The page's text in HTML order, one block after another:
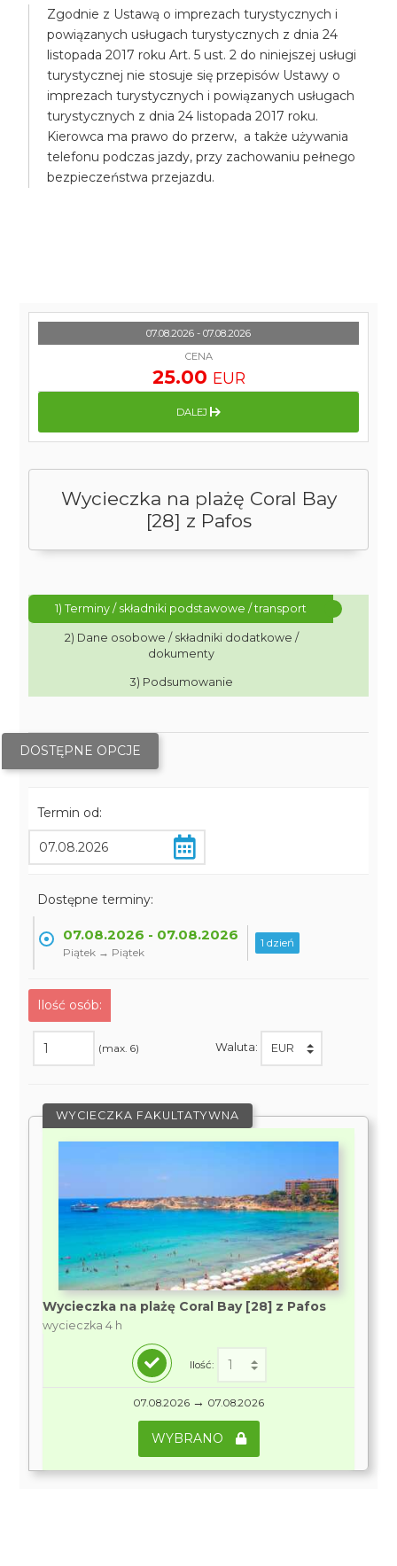
Zgodnie z Ustawą o imprezach turystycznych i
powiązanych usługach turystycznych z dnia 24
listopada 2017 roku Art. 5 ust. 2 do niniejszej usługi
turystycznej nie stosuje się przepisów Ustawy o
imprezach turystycznych i powiązanych usługach
turystycznych z dnia 24 listopada 2017 roku.
Kierowca ma prawo do przerw, a także używania
telefonu podczas jazdy, przy zachowaniu pełnego
bezpieczeństwa przejazdu.
Wycieczka na plażę Coral Bay
[28] z Pafos
1) Terminy / składniki podstawowe / transport
2) Dane osobowe / składniki dodatkowe /
dokumenty
3) Podsumowanie
DOSTĘPNE OPCJE
Termin od:
Dostępne terminy:
07.08.2026 - 07.08.2026
Piątek → Piątek
1 dzień
Ilość osób:
(max. 6) Waluta:
WYCIECZKA FAKULTATYWNA
Wycieczka na plażę Coral Bay [28] z Pafos
wycieczka 4 h
Ilość:
07.08.2026 → 07.08.2026
WYBRANO
07.08.2026 - 07.08.2026
CENA
25.00 EUR
DALEJ